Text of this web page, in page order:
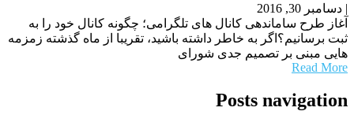
| دسامبر 30, 2016
آغاز طرح ساماندهی کانال های تلگرامی؛ چگونه کانال خود را به
ثبت برسانیم؟اگر به خاطر داشته باشید، تقریبا از ماه گذشته زمزمه
هایی مبنی بر تصمیم جدی شورای
Read More
Posts navigation